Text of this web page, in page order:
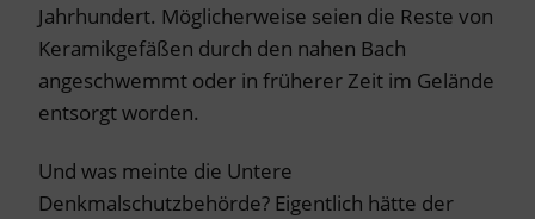
Jahrhundert. Möglicherweise seien die Reste von
Keramikgefäßen durch den nahen Bach
angeschwemmt oder in früherer Zeit im Gelände
entsorgt worden.
Und was meinte die Untere
Denkmalschutzbehörde? Eigentlich hätte der